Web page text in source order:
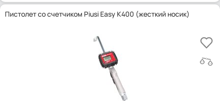
Пистолет со счетчиком Piusi Easy K400 (жесткий носик)